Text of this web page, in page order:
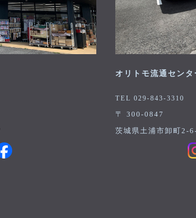
オリトモ流通センタ
TEL 029-843-3310
〒 300-0847
茨城県土浦市卸町2-